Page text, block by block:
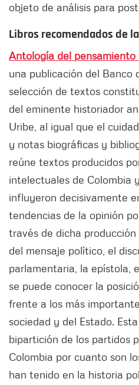
objeto de análisis para
Libros recomendados de
Antología del
una publicación del Banco
selección de textos
del eminente historiador
Uribe, al igual que el
y notas biográficas y
reúne textos producidos
intelectuales de Colombia
influyeron decisivamente
tendencias de la opinión
través de dicha
del mensaje político, el
parlamentaria, la epístola,
se puede conocer la
frente a los más
sociedad y del Estado.
bipartición de los partidos
Colombia por cuanto son
han tenido en la historia